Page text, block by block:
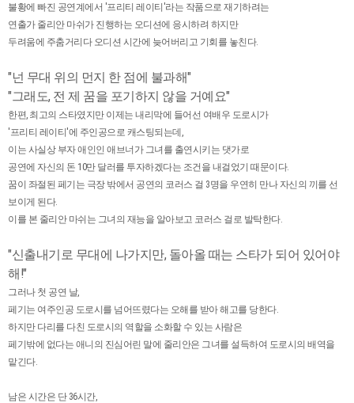
불황에 빠진 공연계에서 '프리티 레이티'라는 작품으로 재기하려는
연출가 줄리안 마쉬가 진행하는 오디션에 응시하려 하지만
두려움에 주춤거리다 오디션 시간에 늦어버리고 기회를 놓친다.
"넌 무대 위의 먼지 한 점에 불과해"
"그래도, 전 제 꿈을 포기하지 않을 거예요"
한편, 최고의 스타였지만 이제는 내리막에 들어선 여배우 도로시가
'프리티 레이티'에 주인공으로 캐스팅되는데,
이는 사실상 부자 애인인 애브너가 그녀를 출연시키는 댓가로
공연에 자신의 돈 10만 달러를 투자하겠다는 조건을 내걸었기 때문이다.
꿈이 좌절된 페기는 극장 밖에서 공연의 코러스 걸 3명을 우연히 만나 자신의 끼를 선
보이게 된다.
이를 본 줄리안 마쉬는 그녀의 재능을 알아보고 코러스 걸로 발탁한다.
"신출내기로 무대에 나가지만, 돌아올 때는 스타가 되어 있어야
해!"
그러나 첫 공연 날,
페기는 여주인공 도로시를 넘어뜨렸다는 오해를 받아 해고를 당한다.
하지만 다리를 다친 도로시의 역할을 소화할 수 있는 사람은
페기밖에 없다는 애니의 진심어린 말에 줄리안은 그녀를 설득하여 도로시의 배역을
맡긴다.
남은 시간은 단 36시간,